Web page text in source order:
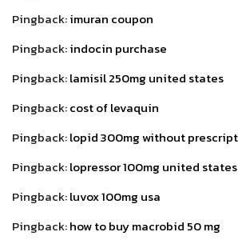
Pingback:imuran coupon
Pingback:indocin purchase
Pingback:lamisil 250mg united states
Pingback:cost of levaquin
Pingback:lopid 300mg without
Pingback:lopressor 100mg united states
Pingback:luvox 100mg usa
Pingback:how to buy macrobid 50 mg